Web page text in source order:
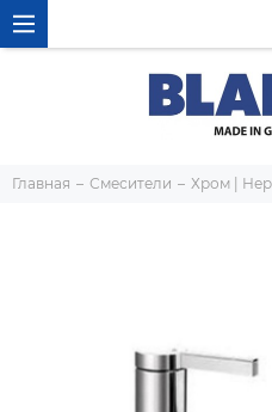
Главная Смесители Хром |